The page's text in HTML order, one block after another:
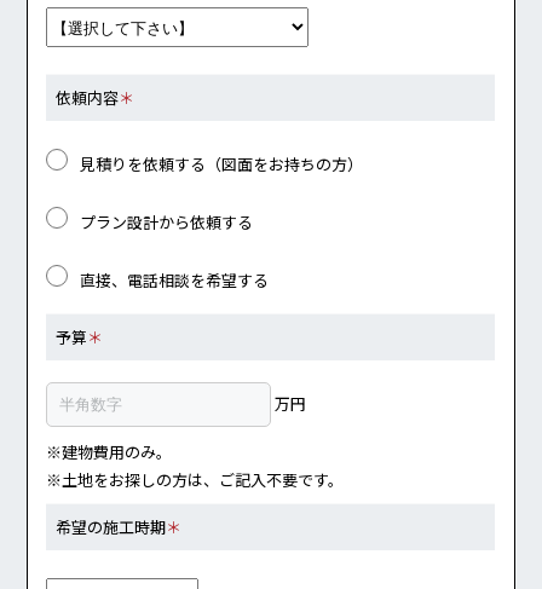
依頼内容＊
見積りを依頼する（図面をお持ちの方）
プラン設計から依頼する
直接、電話相談を希望する
予算 ＊
万円
※建物費用のみ。
※土地をお探しの方は、ご記入不要です。
希望の施工時期 ＊